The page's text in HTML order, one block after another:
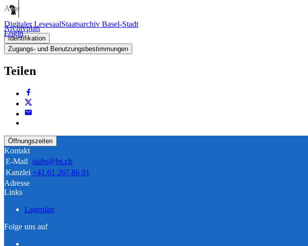
Digitaler LesesaalStaatsarchiv Basel-Stadt
Login
Akte
Archivplan
Identifikation
Zugangs- und Benutzungsbestimmungen
Teilen
Öffnungszeiten
Kontakt
E-Mail stabs@bs.ch
Kanzlei +41 61 267 86 01
Adresse
Links
Lageplan
Folge uns auf